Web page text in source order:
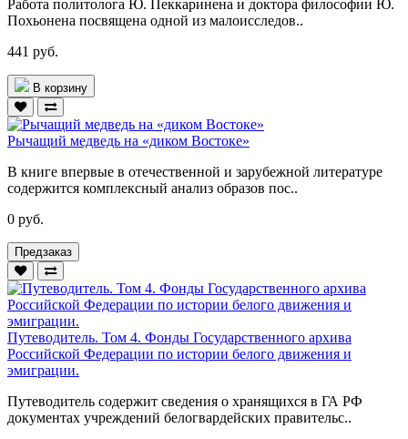
Работа политолога Ю. Пеккаринена и доктора философии Ю.
Похьонена посвящена одной из малоисследов..
441 руб.
В корзину
Рычащий медведь на «диком Востоке»
В книге впервые в отечественной и зарубежной литературе
содержится комплексный анализ образов пос..
0 руб.
Предзаказ
Путеводитель. Том 4. Фонды Государственного архива
Российской Федерации по истории белого движения и
эмиграции.
Путеводитель содержит сведения о хранящихся в ГА РФ
документах учреждений белогвардейских правительс..